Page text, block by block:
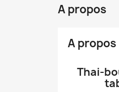
A propos
A propos
Thai-